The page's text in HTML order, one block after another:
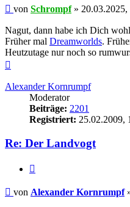
Beitrag
von Schrompf» 20.03.2025,
Nagut, dann habe ich Dich
Früher mal Dreamworlds.
Heutzutage nur noch so
Alexander Kornrumpf
Moderator
Beiträge: 2201
Registriert: 25.02.2009,
Re: Der Landvogt
Beitrag
von Alexander Kornrumpf